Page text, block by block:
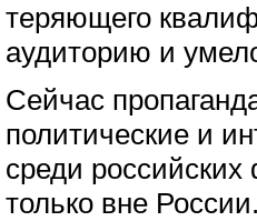
теряющего
аудиторию и
Сейчас
политические и
среди
только вне